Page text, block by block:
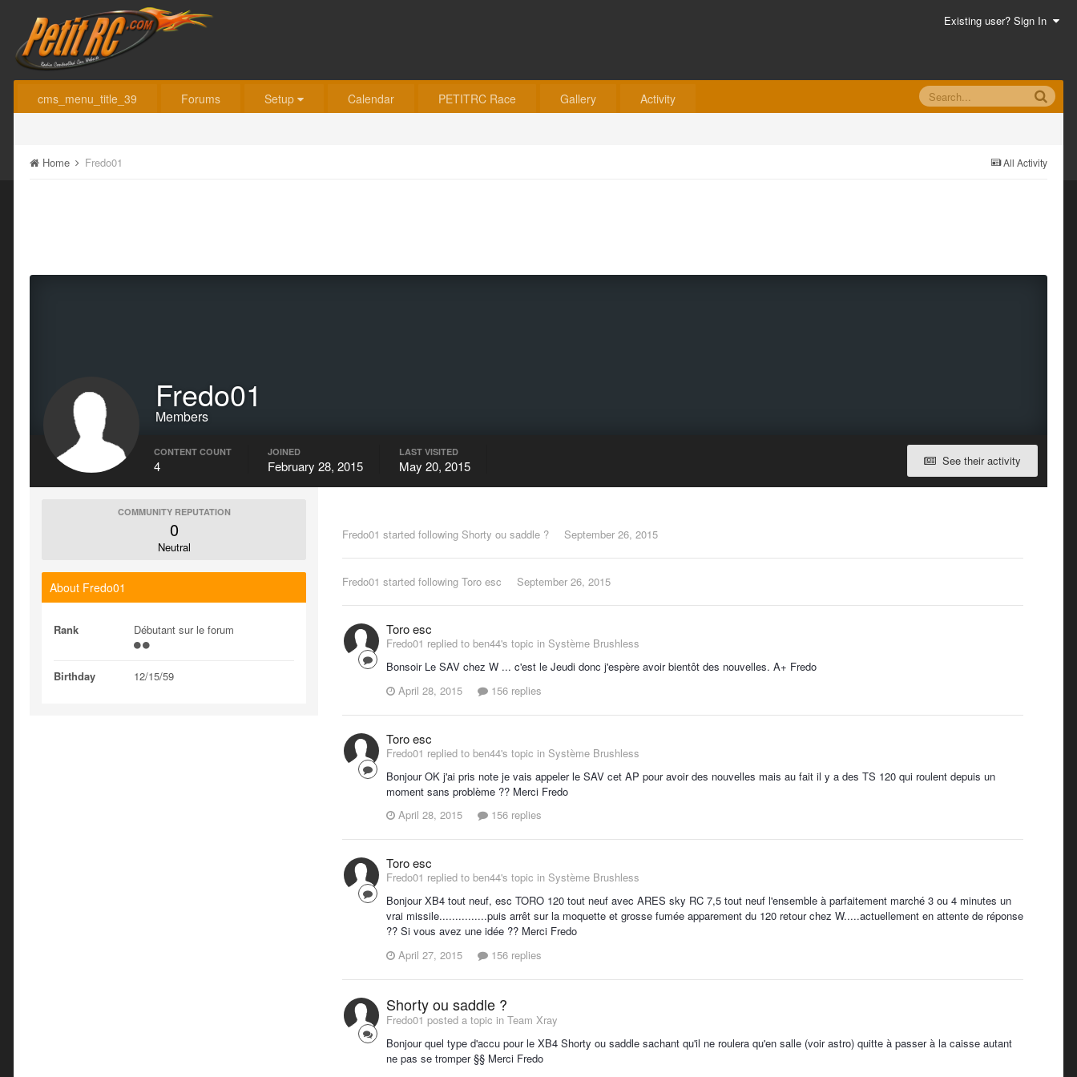
Existing user? Sign In
cms_menu_title_39 Forums Setup Calendar PETITRC Race Gallery Activity
All Activity
Home Fredo01
Fredo01
Members
See their activity
CONTENT COUNT
4
JOINED
February 28, 2015
LAST VISITED
May 20, 2015
COMMUNITY REPUTATION
0
Neutral
About Fredo01
Rank Débutant sur le forum
Birthday 12/15/59
Fredo01 started following Shorty ou saddle ? September 26, 2015
Fredo01 started following Toro esc September 26, 2015
Toro esc
Fredo01 replied to ben44's topic in Système Brushless
Bonsoir Le SAV chez W ... c'est le Jeudi donc j'espère avoir bientôt des nouvelles. A+ Fredo
April 28, 2015
156 replies
Toro esc
Fredo01 replied to ben44's topic in Système Brushless
Bonjour OK j'ai pris note je vais appeler le SAV cet AP pour avoir des nouvelles mais au fait il y a des TS 120 qui roulent depuis un
moment sans problème ?? Merci Fredo
April 28, 2015
156 replies
Toro esc
Fredo01 replied to ben44's topic in Système Brushless
Bonjour XB4 tout neuf, esc TORO 120 tout neuf avec ARES sky RC 7,5 tout neuf l'ensemble à parfaitement marché 3 ou 4 minutes un
vrai missile...............puis arrêt sur la moquette et grosse fumée apparement du 120 retour chez W.....actuellement en attente de réponse
?? Si vous avez une idée ?? Merci Fredo
April 27, 2015
156 replies
Shorty ou saddle ?
Fredo01 posted a topic in Team Xray
Bonjour quel type d'accu pour le XB4 Shorty ou saddle sachant qu'il ne roulera qu'en salle (voir astro) quitte à passer à la caisse autant
ne pas se tromper §§ Merci Fredo